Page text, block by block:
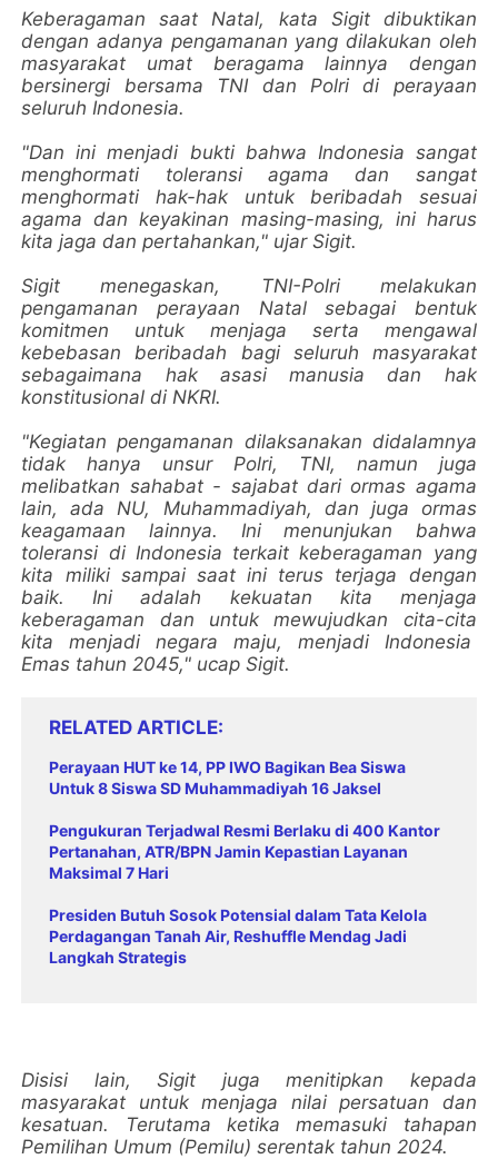
Keberagaman saat Natal, kata Sigit dibuktikan
dengan adanya pengamanan yang dilakukan oleh
masyarakat umat beragama lainnya dengan
bersinergi bersama TNI dan Polri di perayaan
seluruh Indonesia.
"Dan ini menjadi bukti bahwa Indonesia sangat
menghormati toleransi agama dan sangat
menghormati hak-hak untuk beribadah sesuai
agama dan keyakinan masing-masing, ini harus
kita jaga dan pertahankan," ujar Sigit.
Sigit menegaskan, TNI-Polri melakukan
pengamanan perayaan Natal sebagai bentuk
komitmen untuk menjaga serta mengawal
kebebasan beribadah bagi seluruh masyarakat
sebagaimana hak asasi manusia dan hak
konstitusional di NKRI.
"Kegiatan pengamanan dilaksanakan didalamnya
tidak hanya unsur Polri, TNI, namun juga
melibatkan sahabat - sajabat dari ormas agama
lain, ada NU, Muhammadiyah, dan juga ormas
keagamaan lainnya. Ini menunjukan bahwa
toleransi di Indonesia terkait keberagaman yang
kita miliki sampai saat ini terus terjaga dengan
baik. Ini adalah kekuatan kita menjaga
keberagaman dan untuk mewujudkan cita-cita
kita menjadi negara maju, menjadi Indonesia
Emas tahun 2045," ucap Sigit.
RELATED ARTICLE
Perayaan HUT ke 14, PP IWO Bagikan Bea Siswa
Untuk 8 Siswa SD Muhammadiyah 16 Jaksel
Pengukuran Terjadwal Resmi Berlaku di 400 Kantor
Pertanahan, ATR/BPN Jamin Kepastian Layanan
Maksimal 7 Hari
Presiden Butuh Sosok Potensial dalam Tata Kelola
Perdagangan Tanah Air, Reshuffle Mendag Jadi
Langkah Strategis
Disisi lain, Sigit juga menitipkan kepada
masyarakat untuk menjaga nilai persatuan dan
kesatuan. Terutama ketika memasuki tahapan
Pemilihan Umum (Pemilu) serentak tahun 2024.